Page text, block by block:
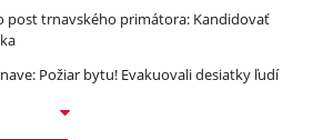
post trnavského primátora: Kandidovať
Požiar bytu! Evakuovali desiatky ľudí